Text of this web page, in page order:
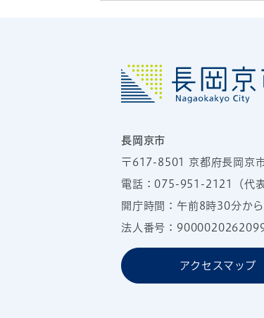
長岡京市
〒617-8501 京都府長岡京
電話：075-951-2121 （代
開庁時間：午前8時30分か
法人番号：
アクセスマップ